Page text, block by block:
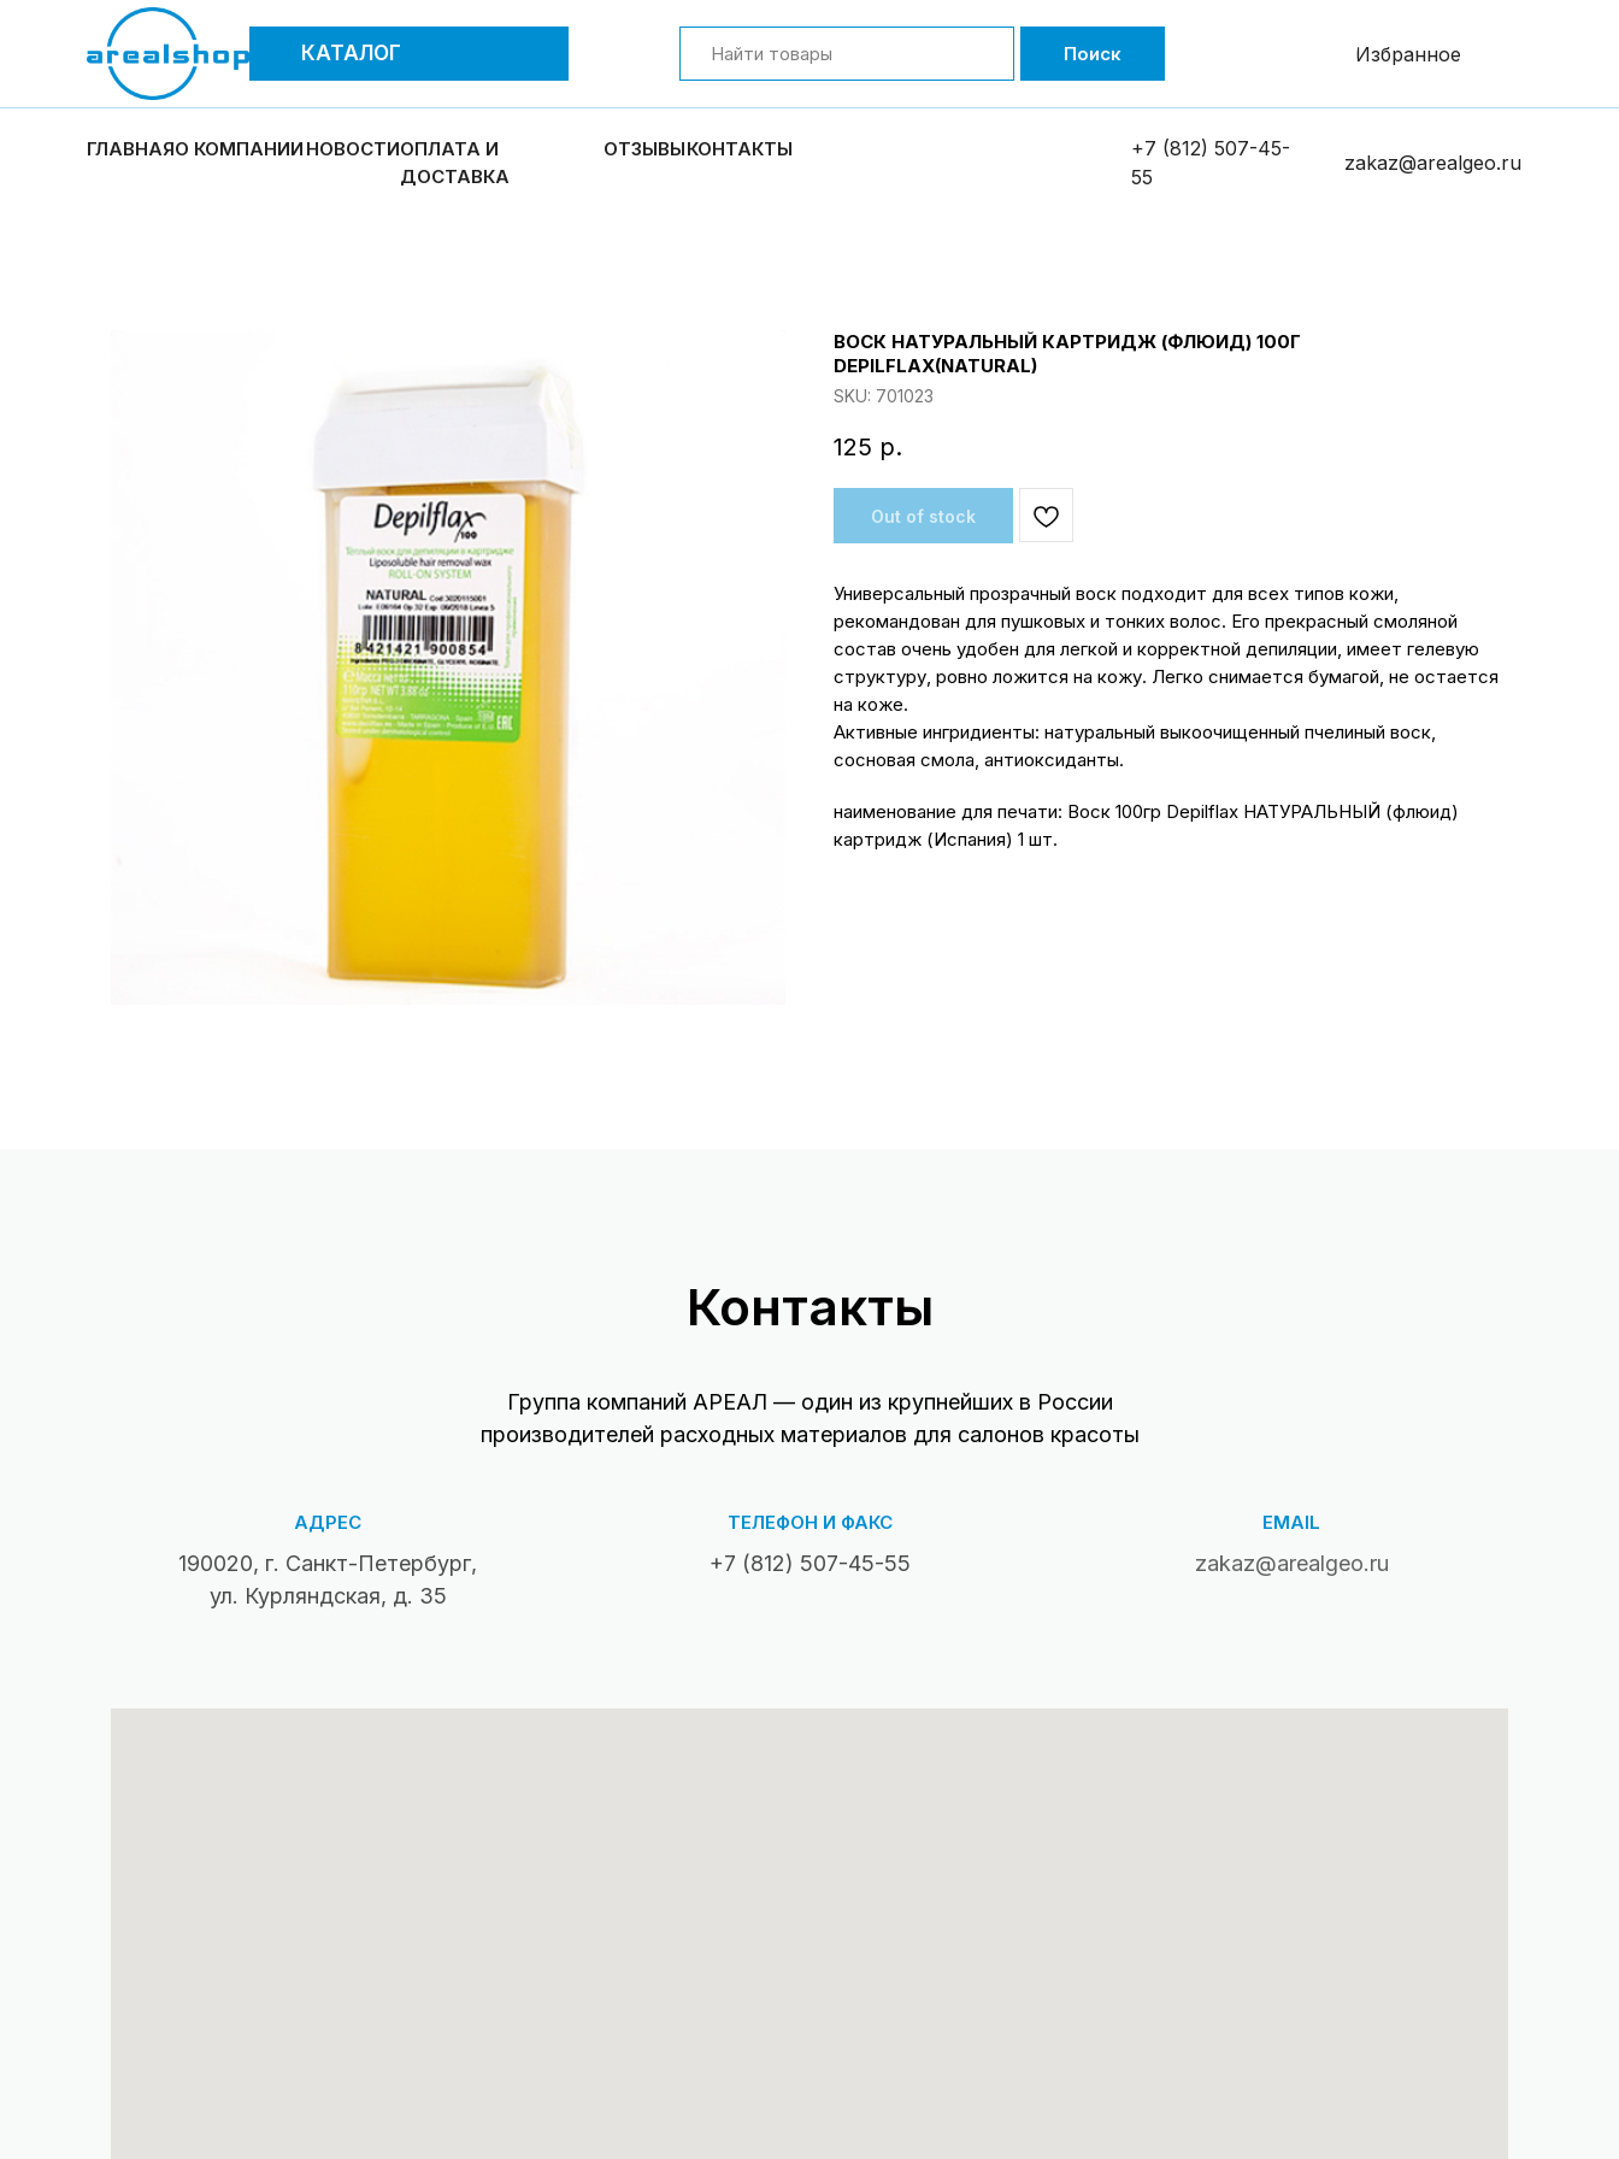
КАТАЛОГ Избранное
Поиск
ГЛАВНАЯО КОМПАНИИ НОВОСТИОПЛАТА И
ДОСТАВКА
ОТЗЫВЫКОНТАКТЫ
+7 (812) 507-45-
55
zakaz@arealgeo.ru
ВОСК НАТУРАЛЬНЫЙ КАРТРИДЖ (ФЛЮИД) 100Г
DEPILFLAX(NATURAL)
SKU: 701023
125 р.
Out of stock
Универсальный прозрачный воск подходит для всех типов кожи,
рекомандован для пушковых и тонких волос. Его прекрасный смоляной
состав очень удобен для легкой и корректной депиляции, имеет гелевую
структуру, ровно ложится на кожу. Легко снимается бумагой, не остается
на коже.
Активные ингридиенты: натуральный выкоочищенный пчелиный воск,
сосновая смола, антиоксиданты.
наименование для печати: Воск 100гр Depilflax НАТУРАЛЬНЫЙ (флюид)
картридж (Испания) 1 шт.
Контакты
Группа компаний АРЕАЛ — один из крупнейших в России
производителей расходных материалов для салонов красоты
АДРЕС
190020, г. Санкт-Петербург,
ул. Курляндская, д. 35
ТЕЛЕФОН И ФАКС
+7 (812) 507-45-55
EMAIL
zakaz@arealgeo.ru